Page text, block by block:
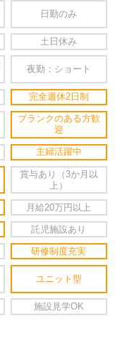
日勤のみ
土日休み
夜勤：ショート
完全週休2日制
ブランクのある方歓
迎
主婦活躍中
賞与あり（3か月以
上）
月給20万円以上
託児施設あり
研修制度充実
ユニット型
施設見学OK